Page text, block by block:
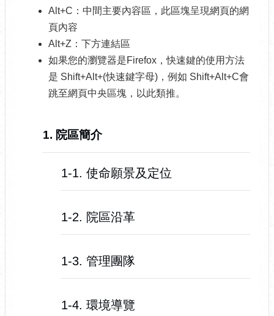
Alt+C：中間主要內容區，此區塊呈現網頁的網
頁內容
Alt+Z：下方連結區
如果您的瀏覽器是Firefox，快速鍵的使用方法
是 Shift+Alt+(快速鍵字母)，例如 Shift+Alt+C會
跳至網頁中央區塊，以此類推。
1. 院區簡介
1-1. 使命願景及定位
1-2. 院區沿革
1-3. 管理團隊
1-4. 環境導覽